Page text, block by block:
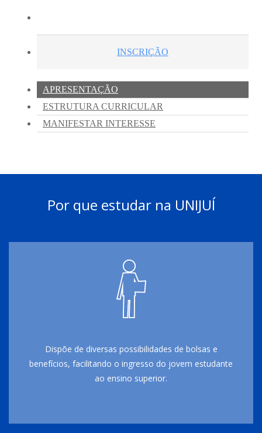
Por que estudar na UNIJUÍ
Dispõe de diversas possibilidades de bolsas e
benefícios, facilitando o ingresso do jovem estudante
ao ensino superior.